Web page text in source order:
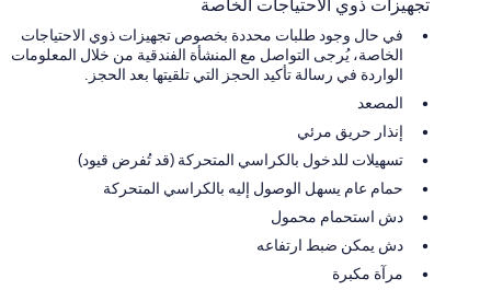
تجهيزات ذوي الاحتياجات الخاصة
في حال وجود طلبات محددة بخصوص تجهيزات ذوي الاحتياجات
الخاصة، يُرجى التواصل مع المنشأة الفندقية من خلال المعلومات
الواردة في رسالة تأكيد الحجز التي تلقيتها بعد الحجز.
المصعد
إنذار حريق مرئي
تسهيلات للدخول بالكراسي المتحركة (قد تُفرض قيود)
حمام عام يسهل الوصول إليه بالكراسي المتحركة
دش استحمام محمول
دش يمكن ضبط ارتفاعه
مرآة مكبرة